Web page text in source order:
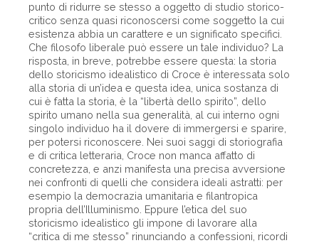
punto di ridurre se stesso a oggetto di studio storico-
critico senza quasi riconoscersi come soggetto la cui
esistenza abbia un carattere e un significato specifici.
Che filosofo liberale può essere un tale individuo? La
risposta, in breve, potrebbe essere questa: la storia
dello storicismo idealistico di Croce è interessata solo
alla storia di un’idea e questa idea, unica sostanza di
cui è fatta la storia, è la “libertà dello spirito”, dello
spirito umano nella sua generalità, al cui interno ogni
singolo individuo ha il dovere di immergersi e sparire,
per potersi riconoscere. Nei suoi saggi di storiografia
e di critica letteraria, Croce non manca affatto di
concretezza, e anzi manifesta una precisa avversione
nei confronti di quelli che considera ideali astratti: per
esempio la democrazia umanitaria e filantropica
propria dell’Illuminismo. Eppure l’etica del suo
storicismo idealistico gli impone di lavorare alla
“critica di me stesso” rinunciando a confessioni, ricordi